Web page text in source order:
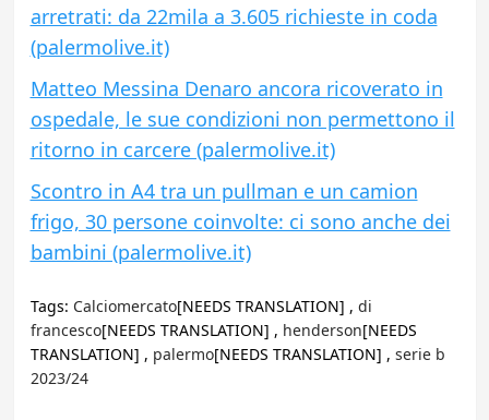
arretrati: da 22mila a 3.605 richieste in coda
(palermolive.it)
Matteo Messina Denaro ancora ricoverato in
ospedale, le sue condizioni non permettono il
ritorno in carcere (palermolive.it)
Scontro in A4 tra un pullman e un camion
frigo, 30 persone coinvolte: ci sono anche dei
bambini (palermolive.it)
Tags: Calciomercato[NEEDS TRANSLATION] , di
francesco[NEEDS TRANSLATION] , henderson[NEEDS
TRANSLATION] , palermo[NEEDS TRANSLATION] , serie b
2023/24